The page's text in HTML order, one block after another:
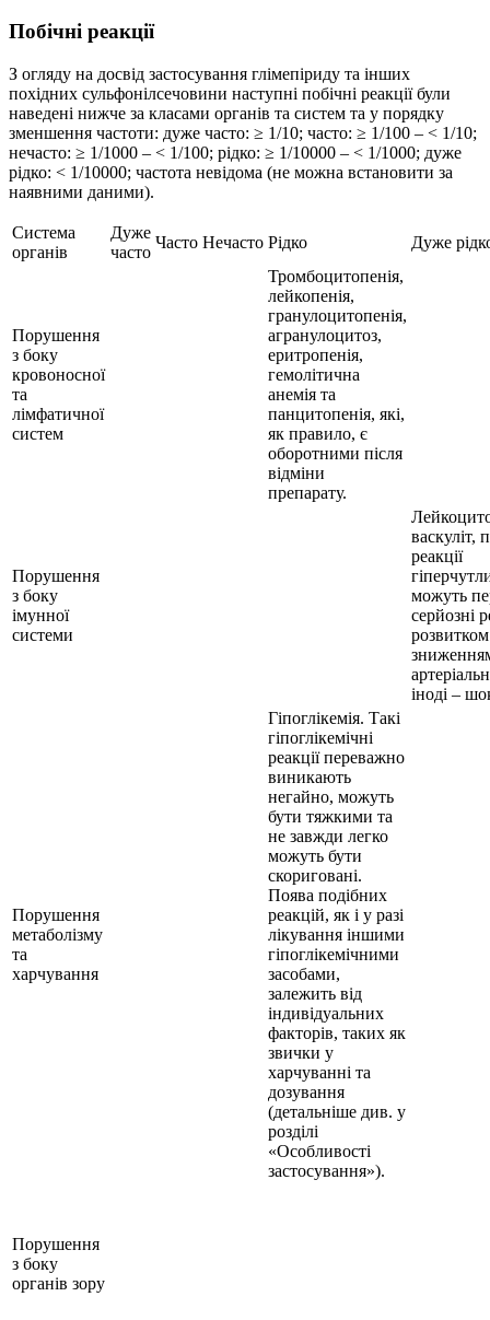
Побічні реакції
З огляду на досвід застосування глімепіриду та інших
похідних сульфонілсечовини наступні побічні реакції були
наведені нижче за класами органів та систем та у порядку
зменшення частоти: дуже часто: ≥ 1/10; часто: ≥ 1/100 – < 1/10;
нечасто: ≥ 1/1000 – < 1/100; рідко: ≥ 1/10000 – < 1/1000; дуже
рідко: < 1/10000; частота невідома (не можна встановити за
наявними даними).
Система
органів
Дуже
часто
Часто Нечасто Рідко Дуже
Порушення
з боку
кровоносної
та
лімфатичної
систем
Тромбоцитопенія,
лейкопенія,
гранулоцитопенія,
агранулоцитоз,
еритропенія,
гемолітична
анемія та
панцитопенія, які,
як правило, є
оборотними після
відміни
препарату.
Порушення
з боку
імунної
системи
васкуліт,
реакції
можуть
серйозні
іноді –
Порушення
метаболізму
та
харчування
Гіпоглікемія. Такі
гіпоглікемічні
реакції переважно
виникають
негайно, можуть
бути тяжкими та
не завжди легко
можуть бути
скориговані.
Поява подібних
реакцій, як і у разі
лікування іншими
гіпоглікемічними
засобами,
залежить від
індивідуальних
факторів, таких як
звички у
харчуванні та
дозування
(детальніше див. у
розділі
«Особливості
застосування»).
Порушення
з боку
органів зору